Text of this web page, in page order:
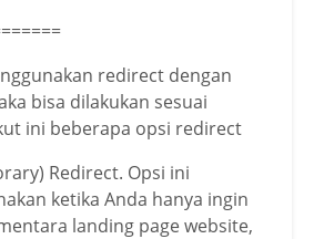
redirect dengan
bisa dilakukan sesuai
ini beberapa opsi redirect
Redirect. Opsi ini
ketika Anda hanya ingin
landing page website,